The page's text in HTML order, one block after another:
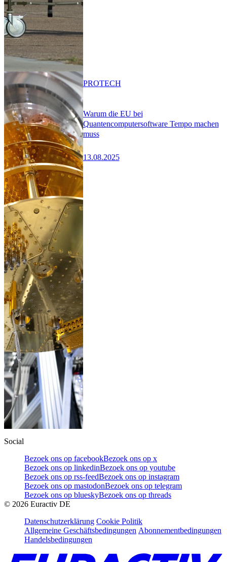
Warum die EU bei
Quantencomputersoftware Tempo machen
muss
13.08.2025
PROTECH
Social
Bezoek ons op facebookBezoek ons op x
Bezoek ons op linkedinBezoek ons op youtube
Bezoek ons op rss-feedBezoek ons op instagram
Bezoek ons op mastodonBezoek ons op telegram
Bezoek ons op blueskyBezoek ons op threads
© 2026 Euractiv DE
Datenschutzerklärung Cookie Politik
Allgemeine Geschäftsbedingungen Abonnementbedingungen
Handelsbedingungen